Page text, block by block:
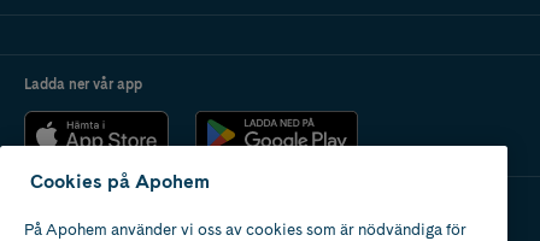
Ladda ner vår app
Apotek med tillstånd
Cookies på Apohem
På Apohem använder vi oss av cookies som är nödvändiga för